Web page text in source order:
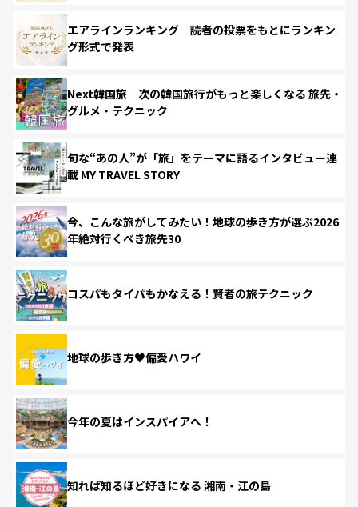
エアラインランキング 読者の投票をもとにランキン
グ形式で発表
Next韓国旅 次の韓国旅行がもっと楽しくなる 旅先・
グルメ・テクニック
旬な“あの人”が「旅」をテーマに語るインタビュー連
載 MY TRAVEL STORY
今、こんな旅がしてみたい！地球の歩き方が選ぶ2026
年絶対行くべき旅先30
コスパもタイパもかなえる！賢者の旅テクニック
地球の歩き方♥偏愛ハワイ
今年の夏はインスパイアへ！
知れば知るほど好きになる 湘南・江の島